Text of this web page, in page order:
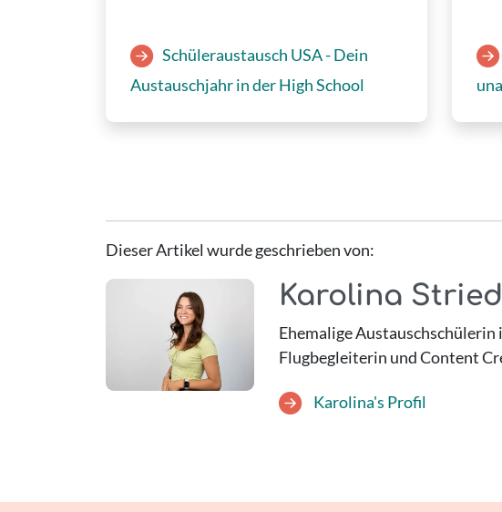
Schüleraustausch USA - Dein
Austauschjahr in der High School
Dieser Artikel wurde geschrieben von:
Karolina
Ehemalige Austauschschülerin
Flugbegleiterin und Content
Karolina's Profil